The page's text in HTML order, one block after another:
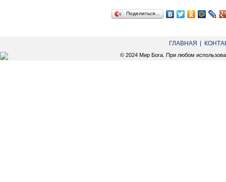
Поделиться…
ГЛАВНАЯ
© 2024 Мир Бога. При любом